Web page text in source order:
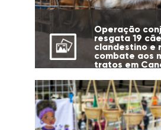
Operação
resgata 19
clandestino e
combate aos
tratos em